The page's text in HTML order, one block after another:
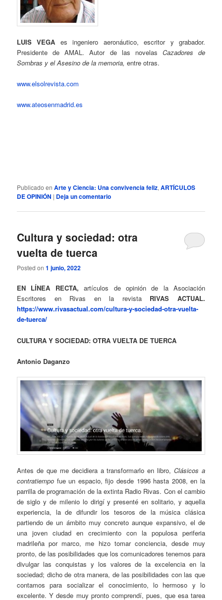
LUIS VEGA es ingeniero aeronáutico, escritor y grabador.
Presidente de AMAL. Autor de las novelas Cazadores de
Sombras y el Asesino de la memoria, entre otras.
www.elsolrevista.com
www.ateosenmadrid.es
Publicado en Arte y Ciencia: Una convivencia feliz,ARTÍCULOS
DE OPINIÓN | Deja un comentario
Cultura y sociedad: otra
vuelta de tuerca
Posted on1 junio, 2022
EN LÍNEA RECTA,artículos de opinión de la Asociación
Escritores en Rivas en la revista RIVAS ACTUAL.
https://www.rivasactual.com/cultura-y-sociedad-otra-vuelta-
de-tuerca/
CULTURA Y SOCIEDAD: OTRA VUELTA DE TUERCA
Antonio Daganzo
Antes de que me decidiera a transformarlo en libro,Clásicos a
contratiempo fue un espacio, fijo desde 1996 hasta 2008, en la
parrilla de programación de la extinta Radio Rivas. Con el cambio
de siglo y de milenio lo dirigí y presenté en solitario, y aquella
experiencia, la de difundir los tesoros de la música clásica
partiendo de un ámbito muy concreto aunque expansivo, el de
una joven ciudad en crecimiento con la populosa periferia
madrileña por marco, me hizo tomar conciencia, desde muy
pronto, de las posibilidades que los comunicadores tenemos para
divulgar las conquistas y los valores de la excelencia en la
sociedad; dicho de otra manera, de las posibilidades con las que
contamos para socializar el conocimiento, lo hermoso y lo
excelente. Y desde muy pronto comprendí, pues, que esa tarea